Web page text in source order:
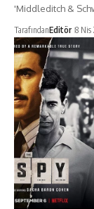
'Middleditch &
TarafındanEditör 8 Nis